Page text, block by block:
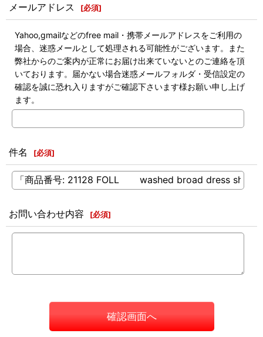
メールアドレス [必須]
Yahoo,gmailなどのfree mail・携帯メールアドレスをご利用の
場合、迷惑メールとして処理される可能性がございます。また
弊社からのご案内が正常にお届け出来ていないとのご連絡を頂
いております。届かない場合迷惑メールフォルダ・受信設定の
確認を誠に恐れ入りますがご確認下さいます様お願い申し上げ
ます。
件名 [必須]
お問い合わせ内容 [必須]
確認画面へ